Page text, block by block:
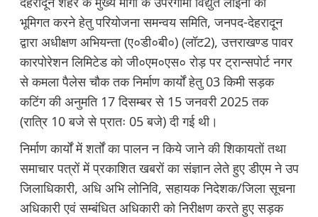
भूमिगत करने हेतु परियोजना समन्वय समिति, जनपद-देहरादून
द्वारा अधीक्षण अभियन्ता (ए०डी०बी०) (लॉट2), उत्तराखण्ड पावर
कारपोरेशन लिमिटेड को जी०एम०एस० रोड़ पर ट्रान्सपोर्ट नगर
से कमला पैलेस चौक तक निर्माण कार्यों हेतु 03 किमी सड़क
कटिंग की अनुमति 17 दिसम्बर से 15 जनवरी 2025 तक
(रात्रि 10 बजे से प्रातः 05 बजे) दी गई थी।
निर्माण कार्यों में शर्तों का पालन न किये जाने की शिकायतों तथा
समाचार पत्रों में प्रकाशित खबरों का संज्ञान लेते हुए डीएम ने उप
जिलाधिकारी, अधि अभि लोनिवि, सहायक निदेशक/जिला सूचना
अधिकारी एवं सम्बंधित अधिकारी को निरीक्षण करते हुए सड़क